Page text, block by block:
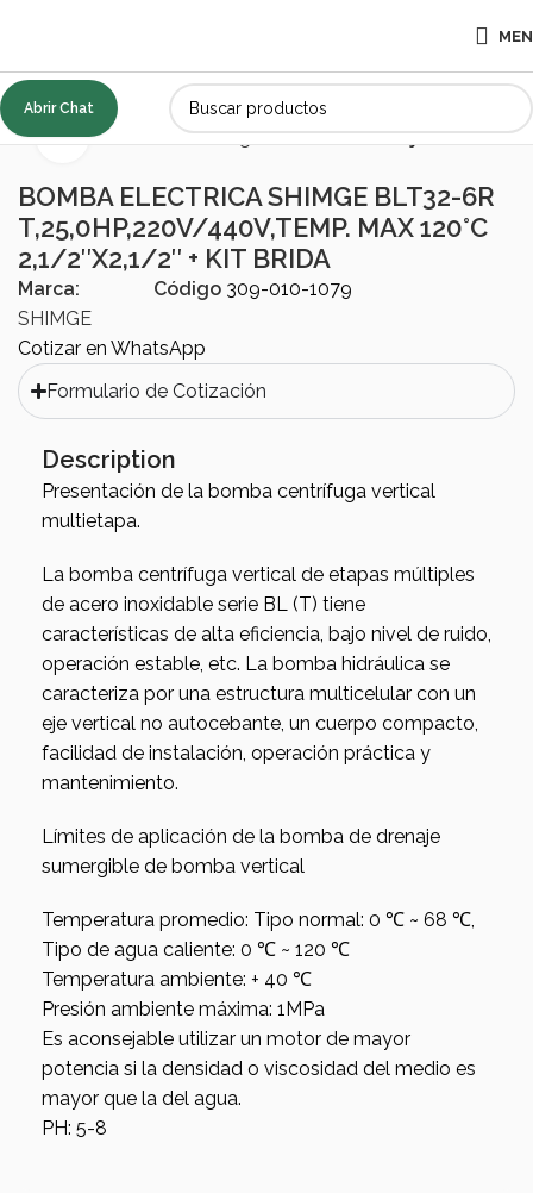
Abrir Chat
Inicio BOMBAS Centrífugas Multicelular eje vertical
Click to enlarge
BOMBA ELECTRICA SHIMGE BLT32-6R
T,25,0HP,220V/440V,TEMP. MAX 120°C
2,1/2″X2,1/2″ + KIT BRIDA
Marca:
SHIMGE
Código 309-010-1079
Cotizar en WhatsApp
Formulario de Cotización
Description
Presentación de la bomba centrífuga vertical
multietapa.
La bomba centrífuga vertical de etapas múltiples
de acero inoxidable serie BL (T) tiene
características de alta eficiencia, bajo nivel de ruido,
operación estable, etc. La bomba hidráulica se
caracteriza por una estructura multicelular con un
eje vertical no autocebante, un cuerpo compacto,
facilidad de instalación, operación práctica y
mantenimiento.
Límites de aplicación de la bomba de drenaje
sumergible de bomba vertical
Temperatura promedio: Tipo normal: 0 ℃ ~ 68 ℃,
Tipo de agua caliente: 0 ℃ ~ 120 ℃
Temperatura ambiente: + 40 ℃
Presión ambiente máxima: 1MPa
Es aconsejable utilizar un motor de mayor
potencia si la densidad o viscosidad del medio es
mayor que la del agua.
PH: 5-8